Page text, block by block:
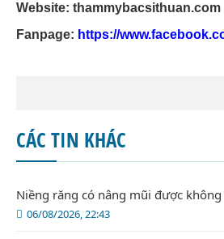
Website: thammybacsithuan.com
Fanpage: https://
CÁC TIN KHÁC
06/08/2026, 22:43
Niềng răng có nâng mũi được không